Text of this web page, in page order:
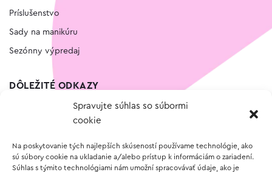
Spravujte súhlas so súbormi
cookie
Na poskytovanie tých najlepších skúseností používame technológie, ako
sú súbory cookie na ukladanie a/alebo prístup k informáciám o zariadení.
Súhlas s týmito technológiami nám umožní spracovávať údaje, ako je
Príslušenstvo
Sady na manikúru
Sezónny výpredaj
DÔLEŽITÉ ODKAZY
Vernostný program